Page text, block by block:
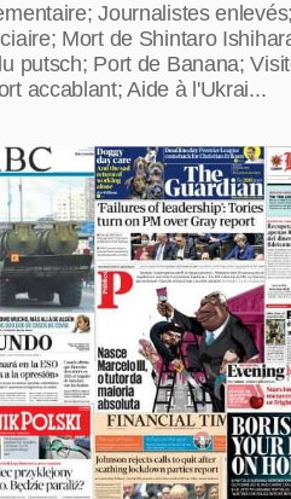
Journalistes
Mort de Shintaro
putsch; Port de Banana;
accablant; Aide à l'Ukrai...